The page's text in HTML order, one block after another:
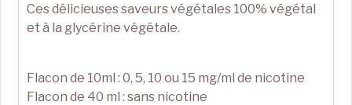
Ces délicieuses saveurs végétales 100% végétal
et à la glycérine végétale.
Flacon de 10ml : 0, 5, 10 ou 15 mg/ml de nicotine
Flacon de 40 ml : sans nicotine